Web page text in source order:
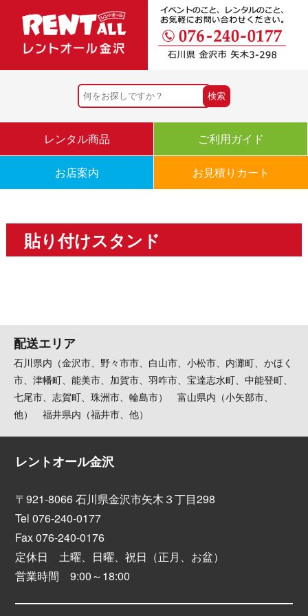
レンタル商品 ご利用ガイド
お店案内 お見積りカート
貼り付けスタンド
配送エリア
石川県内（金沢市、野々市市、白山市、小松市、内灘町、かほく
市、津幡町、能美市、加賀市、羽咋市、宝達志水町、中能登町、
七尾市、志賀町、珠洲市、輪島市） 富山県内（小矢部市、
他） 福井県内（福井市、他）
レントオール金沢
〒921-8066 石川県金沢市矢木３丁目298
Tel 076-240-0177
Fax 076-240-0176
定休日 土曜、日曜、祝日（正月、お盆）
営業時間 9:00～18:00